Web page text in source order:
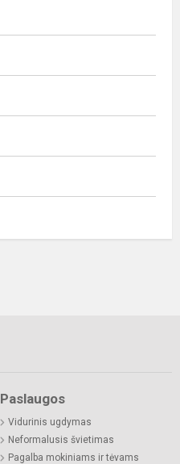
Paslaugos
Vidurinis ugdymas
Neformalusis švietimas
Pagalba mokiniams ir tėvams